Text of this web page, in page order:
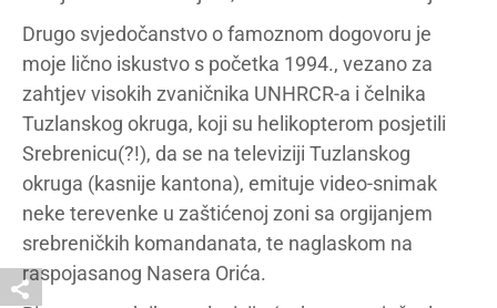
Drugo svjedočanstvo o famoznom dogovoru je
moje lično iskustvo s početka 1994., vezano za
zahtjev visokih zvaničnika UNHRCR-a i čelnika
Tuzlanskog okruga, koji su helikopterom posjetili
Srebrenicu(?!), da se na televiziji Tuzlanskog
okruga (kasnije kantona), emituje video-snimak
neke terevenke u zaštićenoj zoni sa orgijanjem
srebreničkih komandanata, te naglaskom na
raspojasanog Nasera Orića.